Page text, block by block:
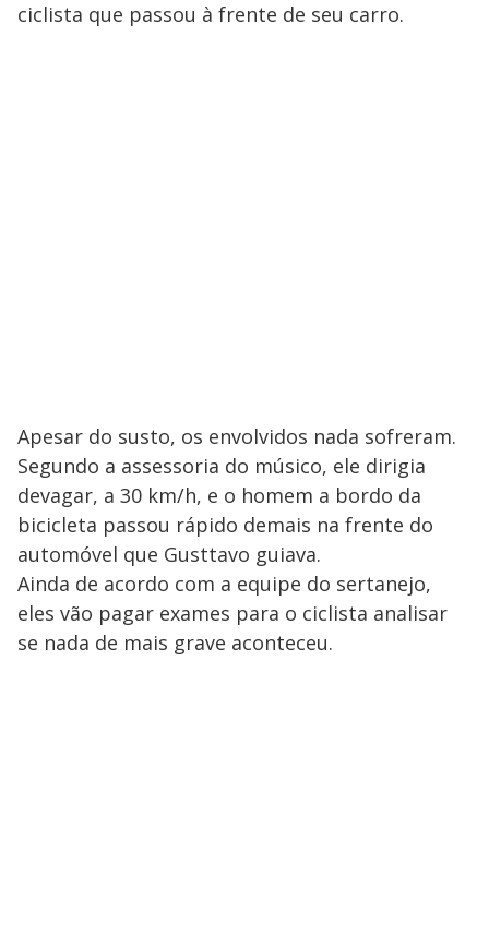
ciclista que passou à frente de seu carro.
Apesar do susto, os envolvidos nada sofreram.
Segundo a assessoria do músico, ele dirigia
devagar, a 30 km/h, e o homem a bordo da
bicicleta passou rápido demais na frente do
automóvel que Gusttavo guiava.
Ainda de acordo com a equipe do sertanejo,
eles vão pagar exames para o ciclista analisar
se nada de mais grave aconteceu.